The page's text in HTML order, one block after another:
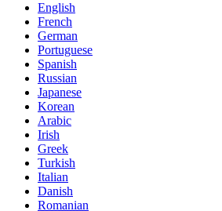
English
French
German
Portuguese
Spanish
Russian
Japanese
Korean
Arabic
Irish
Greek
Turkish
Italian
Danish
Romanian